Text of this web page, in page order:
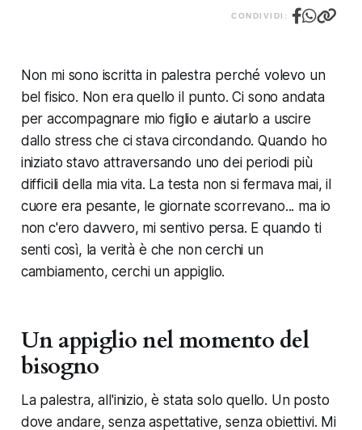
CONDIVIDI:
Non mi sono iscritta in palestra perché volevo un
bel fisico. Non era quello il punto. Ci sono andata
per accompagnare mio figlio e aiutarlo a uscire
dallo stress che ci stava circondando. Quando ho
iniziato stavo attraversando uno dei periodi più
difficili della mia vita. La testa non si fermava mai, il
cuore era pesante, le giornate scorrevano... ma io
non c'ero davvero, mi sentivo persa. E quando ti
senti così, la verità è che non cerchi un
cambiamento, cerchi un appiglio.
Un appiglio nel momento del
bisogno
La palestra, all'inizio, è stata solo quello. Un posto
dove andare, senza aspettative, senza obiettivi. Mi